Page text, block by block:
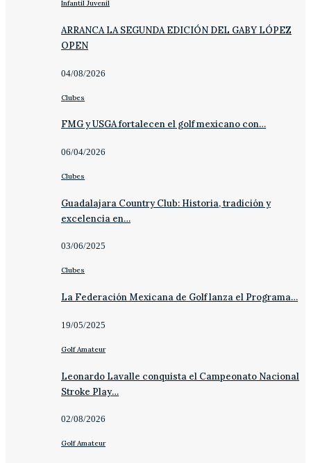
Infantil Juvenil
ARRANCA LA SEGUNDA EDICIÓN DEL GABY LÓPEZ
OPEN
04/08/2026
Clubes
FMG y USGA fortalecen el golf mexicano con…
06/04/2026
Clubes
Guadalajara Country Club: Historia, tradición y
excelencia en…
03/06/2025
Clubes
La Federación Mexicana de Golf lanza el Programa…
19/05/2025
Golf Amateur
Leonardo Lavalle conquista el Campeonato Nacional
Stroke Play…
02/08/2026
Golf Amateur